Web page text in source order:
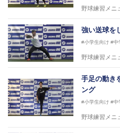
野球練習メニ
強い送球を
#小学生向け #中
野球練習メニ
手足の動き
ング
#小学生向け #中
野球練習メニ